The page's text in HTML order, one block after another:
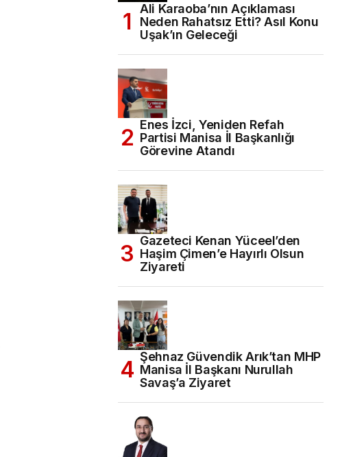
Ali Karaoba’nın Açıklaması
Neden Rahatsız Etti? Asıl Konu
Uşak’ın Geleceği
Enes İzci, Yeniden Refah
Partisi Manisa İl Başkanlığı
Görevine Atandı
Gazeteci Kenan Yüceel’den
Haşim Çimen’e Hayırlı Olsun
Ziyareti
Şehnaz Güvendik Arık’tan MHP
Manisa İl Başkanı Nurullah
Savaş’a Ziyaret